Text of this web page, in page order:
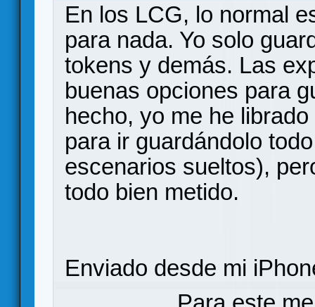
En los LCG, lo normal
para nada. Yo solo
tokens y demás. Las
buenas opciones para
hecho, yo me he
para ir guardándolo
escenarios sueltos),
todo bien metido.
Enviado desde mi